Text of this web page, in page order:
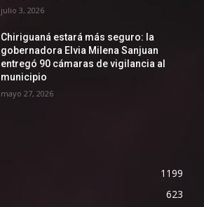
julio 3, 2026
Chiriguaná estará más seguro: la
gobernadora Elvia Milena Sanjuan
entregó 90 cámaras de vigilancia al
municipio
mayo 27, 2026
1199
623